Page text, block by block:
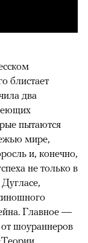
блистает
два
пытаются
мире,
и, конечно,
не только в
Главное —
от шоураннеров